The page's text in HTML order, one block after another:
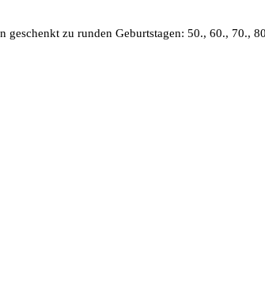
geschenkt zu runden Geburtstagen: 50., 60.,